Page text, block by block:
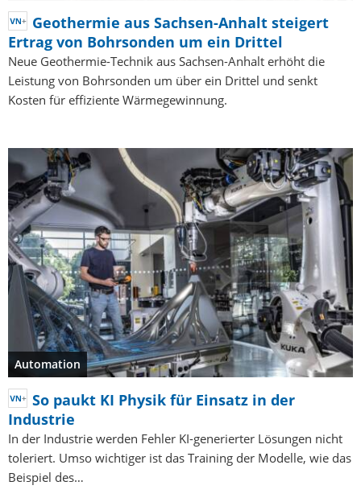
Geothermie aus Sachsen-Anhalt steigert
Ertrag von Bohrsonden um ein Drittel
Neue Geothermie-Technik aus Sachsen-Anhalt erhöht die
Leistung von Bohrsonden um über ein Drittel und senkt
Kosten für effiziente Wärmegewinnung.
Automation
So paukt KI Physik für Einsatz in der
Industrie
In der Industrie werden Fehler KI-generierter Lösungen nicht
toleriert. Umso wichtiger ist das Training der Modelle, wie das
Beispiel des…